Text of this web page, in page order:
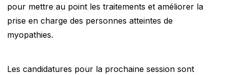
pour mettre au point les traitements et améliorer la
prise en charge des personnes atteintes de
myopathies.
Les candidatures pour la prochaine session sont